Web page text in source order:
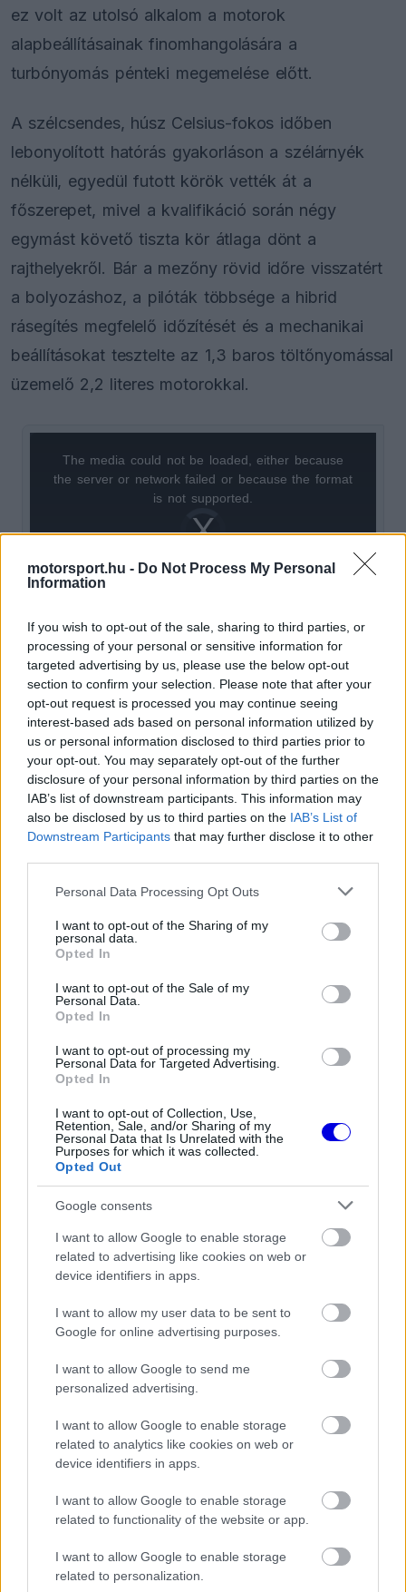
motorsport.hu - Do Not Process My Personal
Information
If you wish to opt-out of the sale, sharing to third parties, or
processing of your personal or sensitive information for
targeted advertising by us, please use the below opt-out
section to confirm your selection. Please note that after your
opt-out request is processed you may continue seeing
interest-based ads based on personal information utilized by
us or personal information disclosed to third parties prior to
your opt-out. You may separately opt-out of the further
disclosure of your personal information by third parties on the
IAB’s list of downstream participants. This information may
also be disclosed by us to third parties on the IAB’s List of
Downstream Participants that may further disclose it to other
Please note that this website/app uses one or more Google
not limited to your visit or usage behaviour. You may click to
grant or deny consent to Google and its third-party tags to
use your data for below specified purposes in below Google
consent section.
Personal Data Processing Opt Outs
I want to opt-out of the Sharing of my
personal data.
Opted In
I want to opt-out of the Sale of my
Personal Data.
Opted In
I want to opt-out of processing my
Personal Data for Targeted Advertising.
Opted In
I want to opt-out of Collection, Use,
Retention, Sale, and/or Sharing of my
Personal Data that Is Unrelated with the
Purposes for which it was collected.
Opted Out
Google consents
I want to allow Google to enable storage
related to advertising like cookies on web or
device identifiers in apps.
I want to allow my user data to be sent to
Google for online advertising purposes.
I want to allow Google to send me
personalized advertising.
I want to allow Google to enable storage
related to analytics like cookies on web or
device identifiers in apps.
I want to allow Google to enable storage
related to functionality of the website or app.
I want to allow Google to enable storage
related to personalization.
ez volt az utolsó alkalom a motorok
alapbeállításainak finomhangolására a
turbónyomás pénteki megemelése előtt.
A szélcsendes, húsz Celsius-fokos időben
lebonyolított hatórás gyakorláson a szélárnyék
nélküli, egyedül futott körök vették át a
főszerepet, mivel a kvalifikáció során négy
egymást követő tiszta kör átlaga dönt a
rajthelyekről. Bár a mezőny rövid időre visszatért
a bolyozáshoz, a pilóták többsége a hibrid
rásegítés megfelelő időzítését és a mechanikai
beállításokat tesztelte az 1,3 baros töltőnyomással
üzemelő 2,2 literes motorokkal.
Video
Player
is
window.
The media could not be loaded, either because
the server or network failed or because the format
is not supported.
Schumacher a középmezőnyben
Ebben a kulcsfontosságú összevetésben Mick
Schumacher a huszadik helyen zárt a Rahal-
Honda autójával, miután egyetlen körön 357,040
km/óra átlagsebességet ért el. A német pilóta
tempója elmaradt a szélárnyék nélküli listát
360,139 km/óra sebességgel megnyerő
csapattársától, Takuma Satótól és a tizenhatodik
Louis Fostertől, ám megelőzte a huszonhatodik
pozícióban végző Graham Rahalt.
EZEKET IS AJÁNLJUK
FORMA-1
Rendkívül okos döntést hozott az
A szakértő szerint a Ferrarinak
üres csekket kellene adnia
A napi összesített eredménylistán, amely a
szélárnyékban futott köröket is tartalmazza, a
tempót 365,738 km/óra sebességgel, akit a
Armstrong és Felix Rosenqvist követett.